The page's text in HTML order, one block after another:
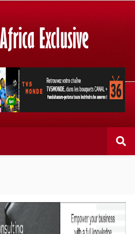
dans les bouquets
potoana tsara indrindra ho